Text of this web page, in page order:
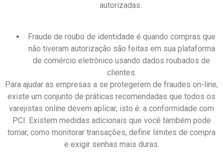
autorizadas.
Fraude de roubo de identidade é quando compras que
não tiveram autorização são feitas em sua plataforma
de comércio eletrônico usando dados roubados de
clientes.
Para ajudar as empresas a se protegerem de fraudes on-line,
existe um conjunto de práticas recomendadas que todos os
varejistas online devem aplicar, isto é: a conformidade com
PCI. Existem medidas adicionais que você também pode
tomar, como monitorar transações, definir limites de compra
e exigir senhas mais duras.